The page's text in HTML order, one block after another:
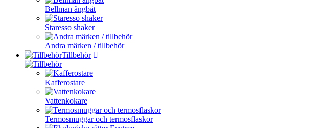
Bellman ångbåt
Staresso shaker
Andra märken / tillbehör
Tillbehör
Kafferostare
Vattenkokare
Termosmuggar och termosflaskor